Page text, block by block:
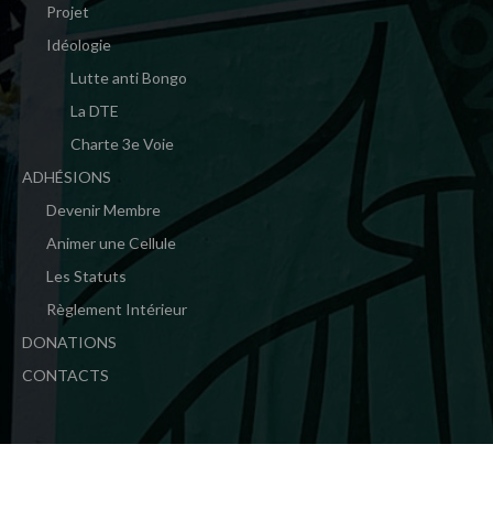
Projet
Idéologie
Lutte anti Bongo
La DTE
Charte 3e Voie
ADHÉSIONS
Devenir Membre
Animer une Cellule
Les Statuts
Règlement Intérieur
DONATIONS
CONTACTS